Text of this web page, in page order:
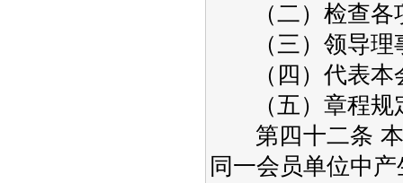
（二）检查各
（三）领导理
（四）代表本
（五）章程规
第四十二条 本
同一会员单位中